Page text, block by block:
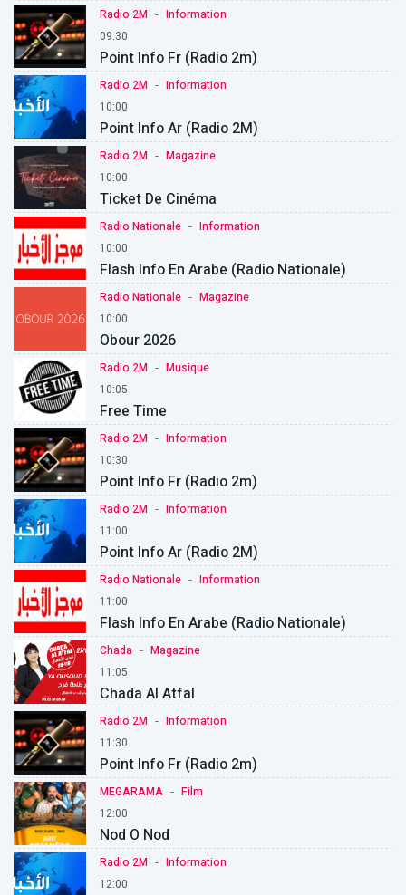
Radio 2M - Information
09:30
Point Info Fr (Radio 2m)
Radio 2M - Information
10:00
Point Info Ar (Radio 2M)
Radio 2M - Magazine
10:00
Ticket De Cinéma
Radio Nationale - Information
10:00
Flash Info En Arabe (Radio Nationale)
Radio Nationale - Magazine
10:00
Obour 2026
Radio 2M - Musique
10:05
Free Time
Radio 2M - Information
10:30
Point Info Fr (Radio 2m)
Radio 2M - Information
11:00
Point Info Ar (Radio 2M)
Radio Nationale - Information
11:00
Flash Info En Arabe (Radio Nationale)
Chada - Magazine
11:05
Chada Al Atfal
Radio 2M - Information
11:30
Point Info Fr (Radio 2m)
MEGARAMA - Film
12:00
Nod O Nod
Radio 2M - Information
12:00